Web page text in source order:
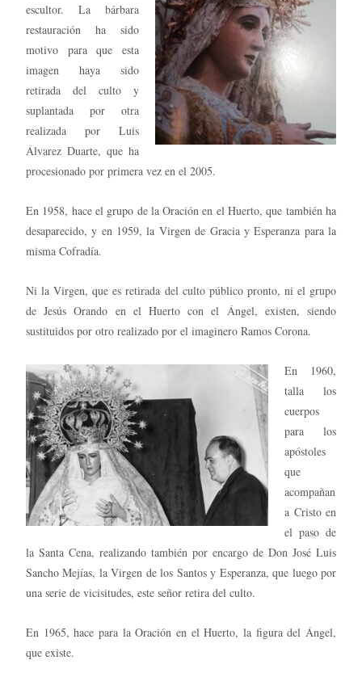
escultor. La bárbara
restauración ha sido
motivo para que esta
imagen haya sido
retirada del culto y
suplantada por otra
realizada por Luis
Álvarez Duarte, que ha
procesionado por primera vez en el 2005.
En 1958, hace el grupo de la Oración en el Huerto, que también ha
desaparecido, y en 1959, la Virgen de Gracia y Esperanza para la
misma Cofradía.
Ni la Virgen, que es retirada del culto público pronto, ni el grupo
de Jesús Orando en el Huerto con el Ángel, existen, siendo
sustituidos por otro realizado por el imaginero Ramos Corona.
En 1960,
talla los
cuerpos
para los
apóstoles
que
acompañan
a Cristo en
el paso de
la Santa Cena, realizando también por encargo de Don José Luis
Sancho Mejías, la Virgen de los Santos y Esperanza, que luego por
una serie de vicisitudes, este señor retira del culto.
En 1965, hace para la Oración en el Huerto, la figura del Ángel,
que existe.